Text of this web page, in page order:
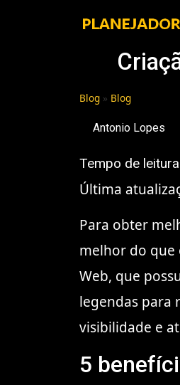
Blog » Blog
Antonio Lopes
Tempo de
Última
Para obter
melhor do que
Web, que
legendas para
visibilidade e
5